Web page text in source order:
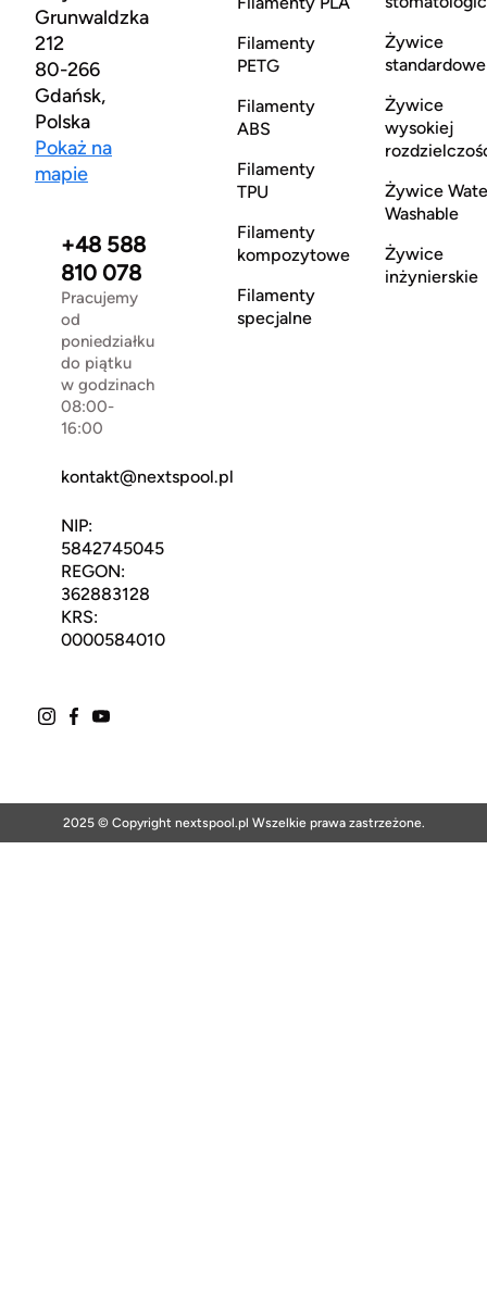
Grunwaldzka
212
80-266
Gdańsk,
Polska
Pokaż na
mapie
+48 588
810 078
Pracujemy
od
poniedziałku
do piątku
w godzinach
08:00-
16:00
kontakt@nextspool.pl
NIP:
5842745045
REGON:
362883128
KRS:
0000584010
Filamenty
PETG
Filamenty
ABS
Filamenty
TPU
Filamenty
kompozytowe
Filamenty
specjalne
Żywice
standardowe
Żywice
wysokiej
Żywice
Washable
Żywice
inżynierskie